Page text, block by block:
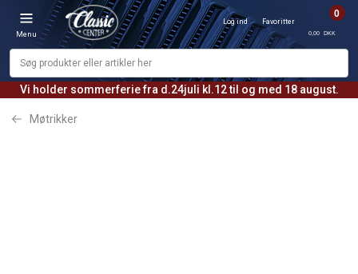
Vi holder sommerferie fra d.24juli kl.12 til og med 18 august.
Menu
Log ind Favoritter
0
0,00 DKK
Møtrikker